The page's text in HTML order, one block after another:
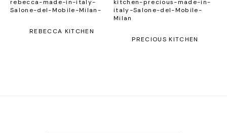
REBECCA KITCHEN
PRECIOUS KITCHEN